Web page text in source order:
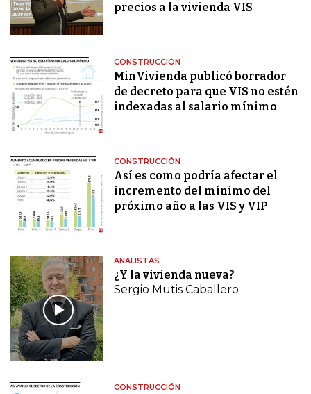
precios a la vivienda VIS
CONSTRUCCIÓN
MinVivienda publicó borrador
de decreto para que VIS no estén
indexadas al salario mínimo
CONSTRUCCIÓN
Así es como podría afectar el
incremento del mínimo del
próximo año a las VIS y VIP
ANALISTAS
¿Y la vivienda nueva?
Sergio Mutis Caballero
CONSTRUCCIÓN